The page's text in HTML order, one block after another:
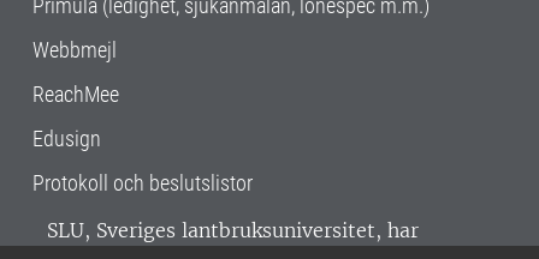
Webbmejl
ReachMee
Edusign
Protokoll och beslutslistor
SLU, Sveriges lantbruksuniversitet, har